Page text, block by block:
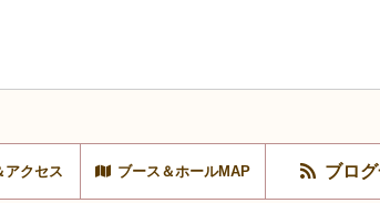
アクセス ブース＆ホールMAP ブロ